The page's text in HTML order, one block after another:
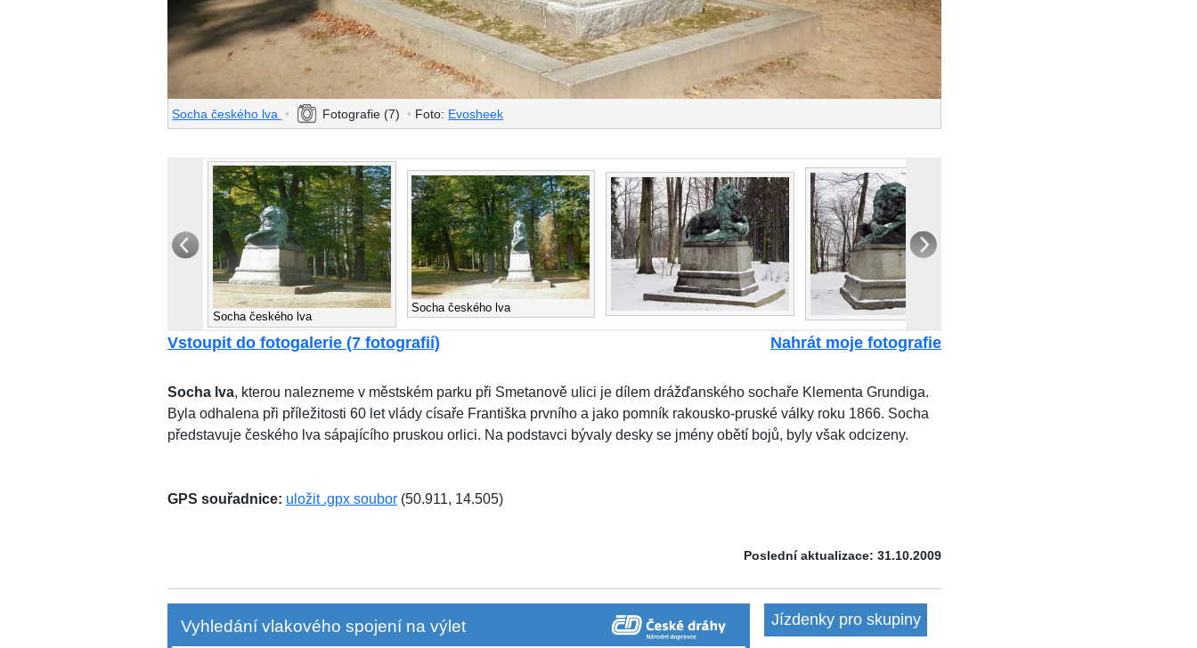
Socha českého lva • Fotografie (7) • Foto: Evosheek
Socha českého lva
Socha českého lva
Nahrát moje fotografie
Vstoupit do fotogalerie (7 fotografií)
Socha lva, kterou nalezneme v městském parku při Smetanově ulici je dílem drážďanského sochaře Klementa Grundiga.
Byla odhalena při příležitosti 60 let vlády císaře Františka prvního a jako pomník rakousko-pruské války roku 1866. Socha
představuje českého lva sápajícího pruskou orlici. Na podstavci bývaly desky se jmény obětí bojů, byly však odcizeny.
GPS souřadnice: uložit .gpx soubor (50.911, 14.505)
Poslední aktualizace: 31.10.2009
Vyhledání vlakového spojení na výlet Jízdenky pro skupiny